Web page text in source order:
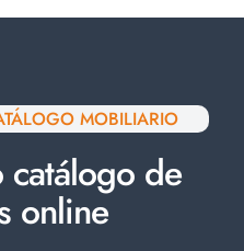
MOBILIARIO
catálogo de
online